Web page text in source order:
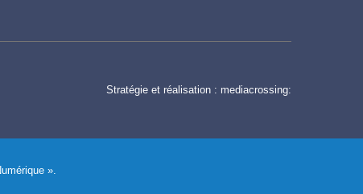
Stratégie et réalisation : mediacrossing:
».